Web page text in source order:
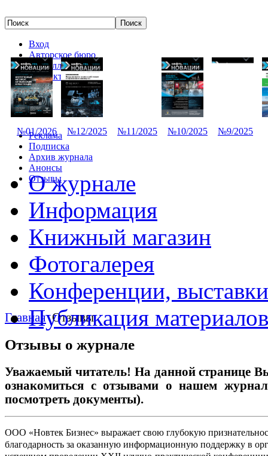
Вход
Авторское бюро
Редколлегия
Контакты
№01/2026 №12/2025 №11/2025 №10/2025 №9/2025
Реклама
Подписка
Архив журнала
Анонсы
Отзывы
О журнале
Информация
Книжный магазин
Фотогалерея
Конференции, выставки
Публикация материалов
Главная Отзывы
Отзывы о журнале
Уважаемый читатель! На данной странице
ознакомиться с отзывами о нашем
посмотреть документы).
ООО «Новтек Бизнес» выражает свою глубокую
благодарность за оказанную информационную поддержку в